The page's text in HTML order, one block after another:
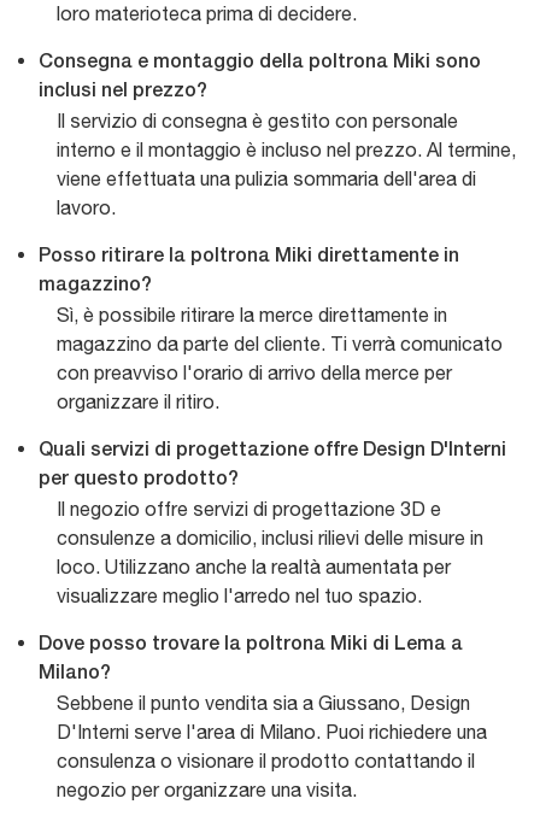
loro materioteca prima di decidere.
Consegna e montaggio della poltrona Miki sono
inclusi nel prezzo?
Il servizio di consegna è gestito con personale
interno e il montaggio è incluso nel prezzo. Al termine,
viene effettuata una pulizia sommaria dell'area di
lavoro.
Posso ritirare la poltrona Miki direttamente in
magazzino?
Sì, è possibile ritirare la merce direttamente in
magazzino da parte del cliente. Ti verrà comunicato
con preavviso l'orario di arrivo della merce per
organizzare il ritiro.
Quali servizi di progettazione offre Design D'Interni
per questo prodotto?
Il negozio offre servizi di progettazione 3D e
consulenze a domicilio, inclusi rilievi delle misure in
loco. Utilizzano anche la realtà aumentata per
visualizzare meglio l'arredo nel tuo spazio.
Dove posso trovare la poltrona Miki di Lema a
Milano?
Sebbene il punto vendita sia a Giussano, Design
D'Interni serve l'area di Milano. Puoi richiedere una
consulenza o visionare il prodotto contattando il
negozio per organizzare una visita.